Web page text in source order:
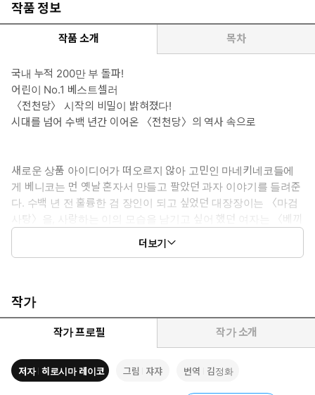
작품 정보
작품 소개 목차
국내 누적 200만 부 돌파!
어린이 No.1 베스트셀러
〈전천당〉 시작의 비밀이 밝혀졌다!
시대를 넘어 수백 년간 이어온 〈전천당〉의 역사 속으로
새로운 상품 아이디어가 떠오르지 않아 고민인 마네키네코들에
게 베니코는 먼 옛날 혼자서 만들고 팔았던 과자 이야기를 들려준
다. 수백 년 전 훌륭한 검 장인이 되고 싶었던 대장장이는 〈마검
사탕〉을, 사랑하는 이의 모습을 남기고 싶어 했던 여자는 〈베끼
기 곶감〉을, 가족을 사무치게 그리워했던 아이는 〈꿈꾸당〉을
산다. 한편 손님을 직접 찾아다니던 베니코는 행상을 그만두기로
밝혀진다. 더불어 아기 고양이었던 스미마루와의 첫 만남, 첫 마
네키네코 황금이의 탄생까지. 18권에서는 추억에 잠긴 베니코의
목소리로 〈전천당〉의 긴 역사를 들을 수 있다.
더보기
작가
작가 프로필 작가 소개
저자 히로시마 레이코 그림 쟈쟈 번역 김정화